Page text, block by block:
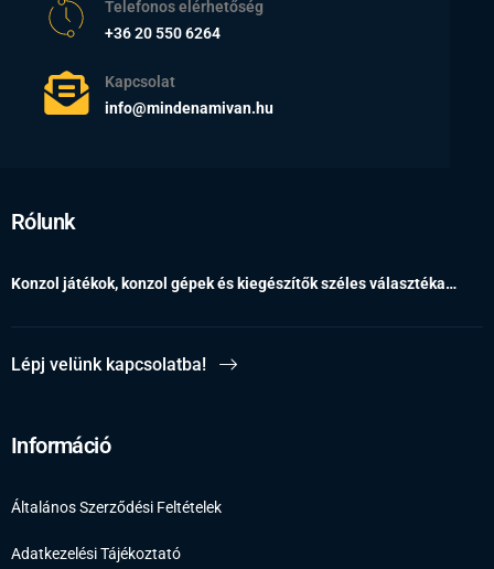
Telefonos elérhetőség
+36 20 550 6264
Kapcsolat
info@mindenamivan.hu
Rólunk
Konzol játékok, konzol gépek és kiegészítők széles választéka…
Lépj velünk kapcsolatba!
Információ
Általános Szerződési Feltételek
Adatkezelési Tájékoztató